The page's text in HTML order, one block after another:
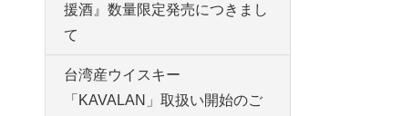
援酒』数量限定発売につきまし
て
台湾産ウイスキー
「KAVALAN」取扱い開始のご